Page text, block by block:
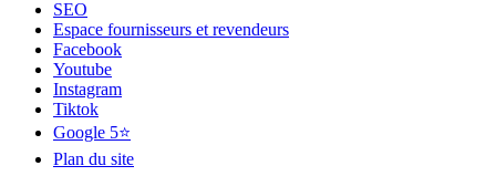
SEO
Espace fournisseurs et revendeurs
Facebook
Youtube
Instagram
Tiktok
Google 5⭐
Plan du site